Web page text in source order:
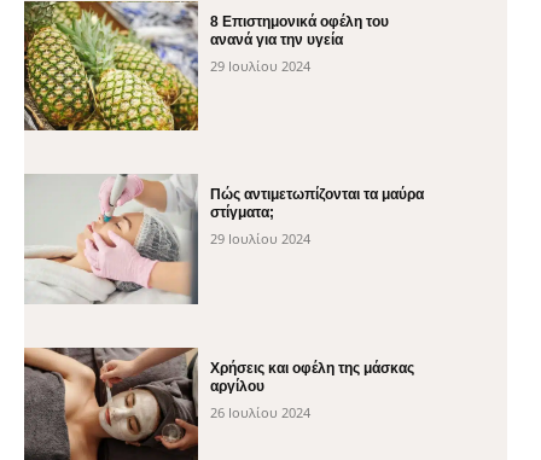
8 Επιστημονικά οφέλη του
ανανά για την υγεία
29 Ιουλίου 2024
Πώς αντιμετωπίζονται τα μαύρα
στίγματα;
29 Ιουλίου 2024
Χρήσεις και οφέλη της μάσκας
αργίλου
26 Ιουλίου 2024